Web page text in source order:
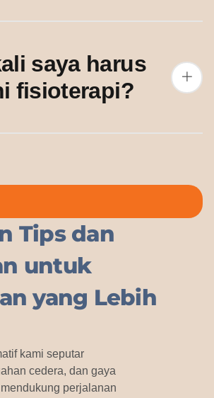
saya harus
fisioterapi?
Tips dan
untuk
yang Lebih
kami seputar
cedera, dan gaya
perjalanan